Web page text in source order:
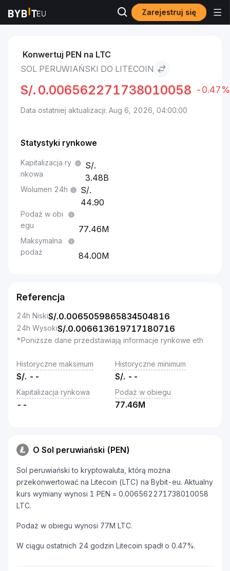
Zarejestruj się
Rynki Cena Litecoin LTC Sol peruwiański to Litecoin
Konwertuj PEN na LTC
SOL PERUWIAŃSKI DO LITECOIN
S/. 0.006562271738010058 -0.47%
Data ostatniej aktualizacji: Aug 6, 2026, 04:00:00
Statystyki rynkowe
Kapitalizacja ry
nkowa
3.48B
Wolumen 24h
44.90
Podaż w obi
egu
77.46M
Maksymalna
podaż
84.00M
Referencja
24h NiskiS/.0.0065059865834504816
24h WysokiS/.0.006613619717180716
*Poniższe dane przedstawiają informacje rynkowe eth
Historyczne maksimum
S/. --
Historyczne minimum
S/. --
Kapitalizacja rynkowa
--
Podaż w obiegu
77.46M
O Sol peruwiański (PEN)
Sol peruwiański to kryptowaluta, którą można
przekonwertować na Litecoin (LTC) na Bybit-eu. Aktualny
kurs wymiany wynosi 1 PEN = 0.006562271738010058
LTC.
Podaż w obiegu wynosi 77M LTC.
W ciągu ostatnich 24 godzin Litecoin spadł o 0.47%.